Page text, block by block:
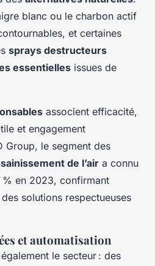
blanc ou le charbon actif
et certaines
sprays destructeurs
essentielles issues de
associent efficacité,
et engagement
Group, le segment des
de l’air a connu
% en 2023, confirmant
solutions respectueuses
et automatisation
le secteur : des